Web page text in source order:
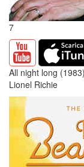
7
All night long (1983)
Lionel Richie